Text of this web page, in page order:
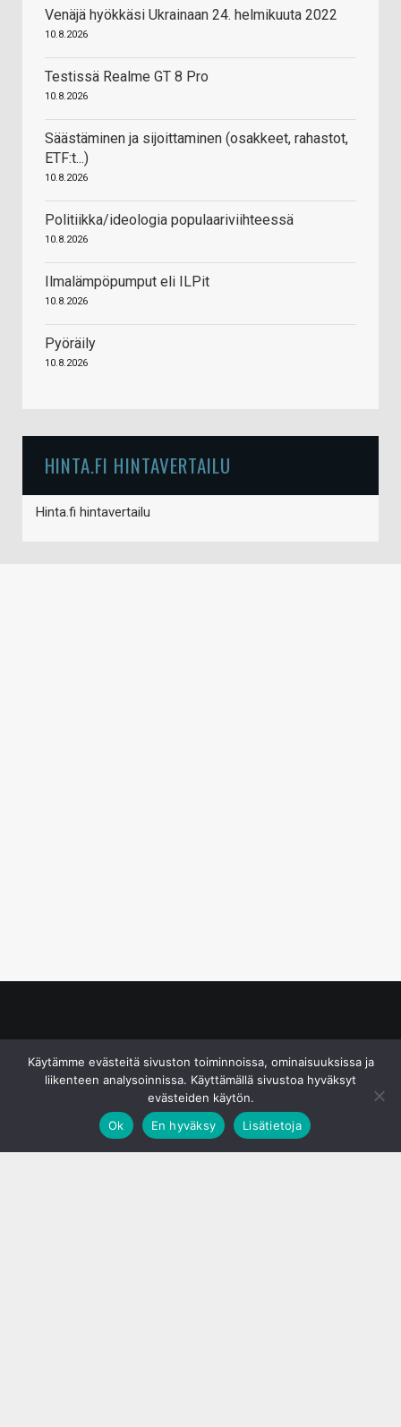
Venäjä hyökkäsi Ukrainaan 24. helmikuuta 2022
10.8.2026
Testissä Realme GT 8 Pro
10.8.2026
Säästäminen ja sijoittaminen (osakkeet, rahastot,
ETF:t...)
10.8.2026
Politiikka/ideologia populaariviihteessä
10.8.2026
Ilmalämpöpumput eli ILPit
10.8.2026
Pyöräily
10.8.2026
HINTA.FI HINTAVERTAILU
Hinta.fi hintavertailu
Käytämme evästeitä sivuston toiminnoissa, ominaisuuksissa ja
liikenteen analysoinnissa. Käyttämällä sivustoa hyväksyt
evästeiden käytön.
Ok
En hyväksy Lisätietoja